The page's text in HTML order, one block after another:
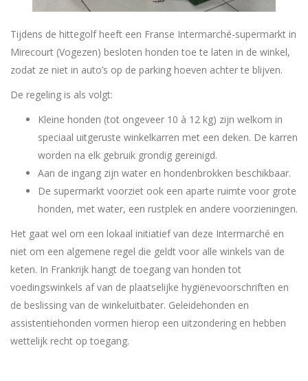
Tijdens de hittegolf heeft een Franse Intermarché-supermarkt in
Mirecourt (Vogezen) besloten honden toe te laten in de winkel,
zodat ze niet in auto’s op de parking hoeven achter te blijven.
De regeling is als volgt:
Kleine honden (tot ongeveer 10 à 12 kg) zijn welkom in
speciaal uitgeruste winkelkarren met een deken. De karren
worden na elk gebruik grondig gereinigd.
Aan de ingang zijn water en hondenbrokken beschikbaar.
De supermarkt voorziet ook een aparte ruimte voor grote
honden, met water, een rustplek en andere voorzieningen.
Het gaat wel om een lokaal initiatief van deze Intermarché en
niet om een algemene regel die geldt voor alle winkels van de
keten. In Frankrijk hangt de toegang van honden tot
voedingswinkels af van de plaatselijke hygiënevoorschriften en
de beslissing van de winkeluitbater. Geleidehonden en
assistentiehonden vormen hierop een uitzondering en hebben
wettelijk recht op toegang.